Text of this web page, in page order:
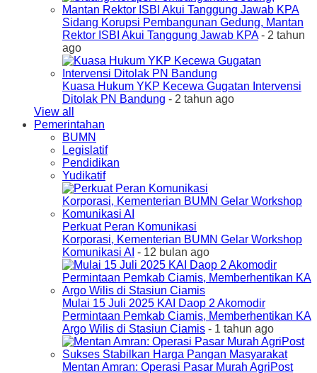
Sidang Korupsi Pembangunan Gedung, Mantan
Rektor ISBI Akui Tanggung Jawab KPA- 2 tahun
ago
Kuasa Hukum YKP Kecewa Gugatan Intervensi
Ditolak PN Bandung - 2 tahun ago
View all
Pemerintahan
BUMN
Legislatif
Pendidikan
Yudikatif
Perkuat Peran Komunikasi
Korporasi, Kementerian BUMN Gelar Workshop
Komunikasi AI - 12 bulan ago
Mulai 15 Juli 2025 KAI Daop 2 Akomodir
Permintaan Pemkab Ciamis, Memberhentikan KA
Argo Wilis di Stasiun Ciamis - 1 tahun ago
Mentan Amran: Operasi Pasar Murah AgriPost